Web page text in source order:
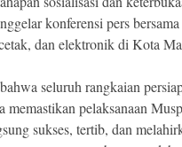
konferensi pers
dan elektronik di Kota
seluruh rangkaian
memastikan pelaksanaan
sukses, tertib, dan